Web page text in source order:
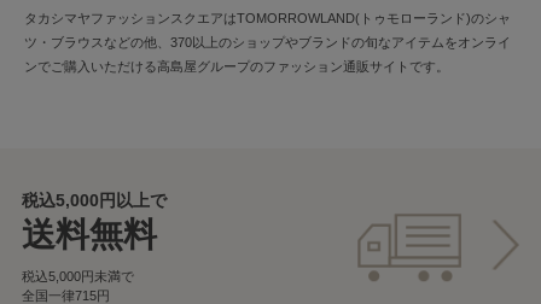
タカシマヤファッションスクエアはTOMORROWLAND(トゥモローランド)のシャ
ツ・ブラウスなどの他、370以上のショップやブランドの旬なアイテムをオンライ
ンでご購入いただける高島屋グループのファッション通販サイトです。
税込5,000円以上で
送料無料
税込5,000円未満で
全国一律715円